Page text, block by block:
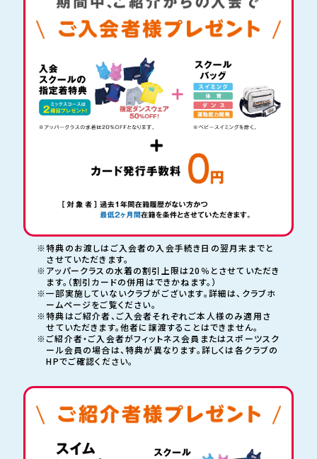
※特典のお渡しはご入会者の入会手続き日の翌月末までと
させていただきます。
※アッパークラスの水着の割引上限は20％とさせていただき
ます。（割引カードの併用はできかねます。）
※一部実施していないクラブがございます。詳細は、クラブホ
ームページをご覧ください。
※特典はご紹介者、ご入会者それぞれご本人様のみ適用さ
せていただきます。他者に譲渡することはできません。
※ご紹介者・ご入会者がフィットネス会員またはスポーツスク
ール会員の場合は、特典が異なります。詳しくは各クラブの
HPでご確認ください。